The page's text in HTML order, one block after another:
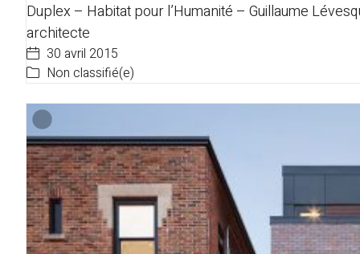
Duplex – Habitat pour l’Humanité – Guillaume
architecte
30 avril 2015
Non classifié(e)